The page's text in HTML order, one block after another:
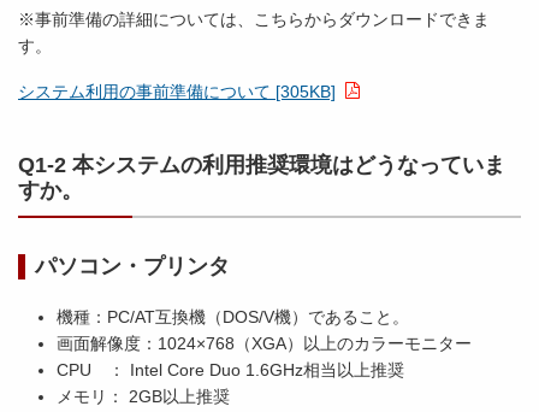
※事前準備の詳細については、こちらからダウンロードできま
す。
システム利用の事前準備について [305KB]
Q1-2 本システムの利用推奨環境はどうなっていま
すか。
パソコン・プリンタ
機種：PC/AT互換機（DOS/V機）であること。
画面解像度：1024×768（XGA）以上のカラーモニター
CPU ： Intel Core Duo 1.6GHz相当以上推奨
メモリ： 2GB以上推奨